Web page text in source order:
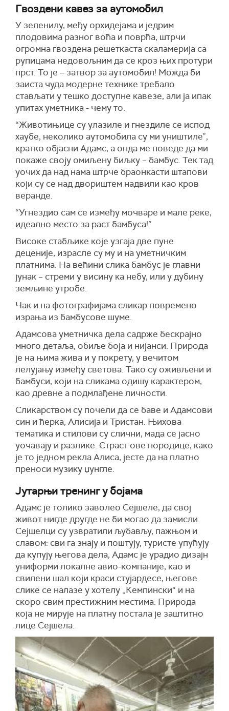
Гвоздени кавез за аутомобил
У зеленилу, међу орхидејама и једрим
плодовима разног воћа и поврћа, штрчи
огромна гвоздена решеткаста скаламерија са
рупицама недовољним да се кроз њих протури
прст. То је – затвор за аутомобил! Можда би
заиста чуда модерне технике требало
стављати у тешко доступне кавезе, али ја ипак
упитах уметника - чему то.
“Животињице су улазиле и гнездиле се испод
хаубе, неколико аутомобила су ми уништиле”,
кратко објасни Адамс, а онда ме поведе да ми
покаже своју омиљену биљку – бамбус. Тек тад
уочих да над нама штрче браонкасти штапови
који су се над двориштем надвили као кров
веранде.
“Угнездио сам се између мочваре и мале реке,
идеално место за раст бамбуса!”
Високе стабљике које узгаја две пуне
деценије, израсле су му и на уметничким
платнима. На већини слика бамбус је главни
јунак – стреми у висину ка небу, или у дубину
земљине утробе.
Чак и на фотографијама сликар повремено
израња из бамбусове шуме.
Адамсова уметничка дела садрже бескрајно
много детаља, обиље боја и нијанси. Природа
је на њима жива и у покрету, у вечитом
лелујању између светова. Тако су оживљени и
бамбуси, који на сликама одишу карактером,
као древне а подмлађене личности.
Сликарством су почели да се баве и Адамсови
син и ћерка, Алисија и Тристан. Њихова
тематика и стилови су слични, мада се јасно
уочавају и разлике. Страст ове породице, како
је то једном рекла Алиса, јесте да на платно
преноси музику џунгле.
Јутарњи тренинг у бојама
Адамс је толико заволео Сејшеле, да свој
живот нигде другде не би могао да замисли.
Сејшелци су узвратили љубављу, пажњом и
славом: сви га знају и поштују, туристе упућују
да купују његова дела, Адамс је урадио дизајн
униформи локалне авио-компаније, као и
свилени шал који краси стујардесе, његове
слике се налазе у хотелу „Кемпински“ и на
скоро свим престижним местима. Природа
која не мирује на платну постала је заштитно
лице Сејшела.